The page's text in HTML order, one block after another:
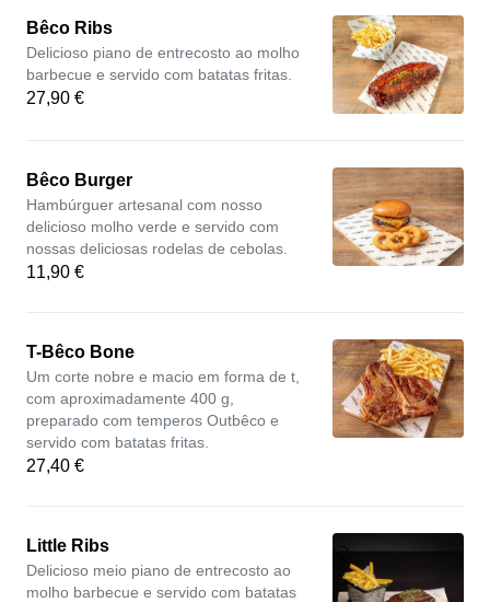
Bêco Ribs
Delicioso piano de entrecosto ao molho
barbecue e servido com batatas fritas.
27,90 €
Bêco Burger
Hambúrguer artesanal com nosso
delicioso molho verde e servido com
nossas deliciosas rodelas de cebolas.
11,90 €
T-Bêco Bone
Um corte nobre e macio em forma de t,
com aproximadamente 400 g,
preparado com temperos Outbêco e
servido com batatas fritas.
27,40 €
Little Ribs
Delicioso meio piano de entrecosto ao
molho barbecue e servido com batatas